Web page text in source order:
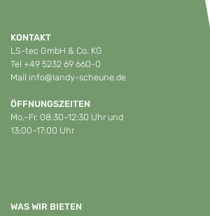
KONTAKT
LS-tec GmbH & Co. KG
Tel +49 5232 69 660-0
Mail info@landy-scheune.de
ÖFFNUNGSZEITEN
Mo.–Fr. 08:30–12:30 Uhr und
13:00–17:00 Uhr
WAS WIR BIETEN